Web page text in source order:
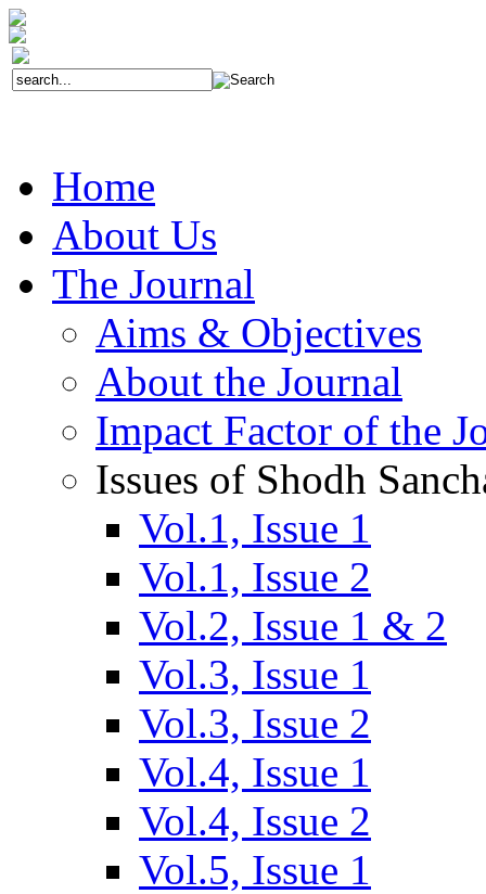
Home
About Us
The Journal
Aims & Objectives
About the Journal
Impact Factor of the
Issues of Shodh
Vol.1, Issue 1
Vol.1, Issue 2
Vol.2, Issue 1 & 2
Vol.3, Issue 1
Vol.3, Issue 2
Vol.4, Issue 1
Vol.4, Issue 2
Vol.5, Issue 1